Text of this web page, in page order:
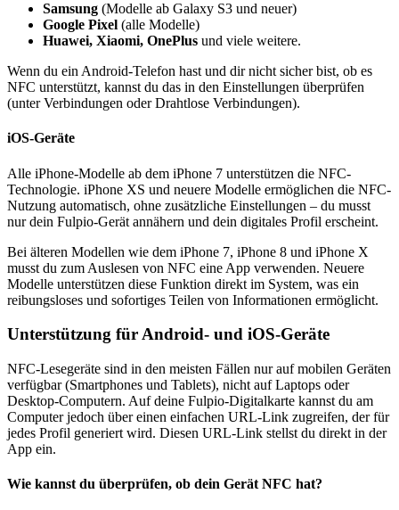
Samsung (Modelle ab Galaxy S3 und neuer)
Google Pixel (alle Modelle)
Huawei, Xiaomi, OnePlus und viele weitere.
Wenn du ein Android-Telefon hast und dir nicht sicher bist, ob es
NFC unterstützt, kannst du das in den Einstellungen überprüfen
(unter Verbindungen oder Drahtlose Verbindungen).
iOS-Geräte
Alle iPhone-Modelle ab dem iPhone 7 unterstützen die NFC-
Technologie. iPhone XS und neuere Modelle ermöglichen die NFC-
Nutzung automatisch, ohne zusätzliche Einstellungen – du musst
nur dein Fulpio-Gerät annähern und dein digitales Profil erscheint.
Bei älteren Modellen wie dem iPhone 7, iPhone 8 und iPhone X
musst du zum Auslesen von NFC eine App verwenden. Neuere
Modelle unterstützen diese Funktion direkt im System, was ein
reibungsloses und sofortiges Teilen von Informationen ermöglicht.
Unterstützung für Android- und iOS-Geräte
NFC-Lesegeräte sind in den meisten Fällen nur auf mobilen Geräten
verfügbar (Smartphones und Tablets), nicht auf Laptops oder
Desktop-Computern. Auf deine Fulpio-Digitalkarte kannst du am
Computer jedoch über einen einfachen URL-Link zugreifen, der für
jedes Profil generiert wird. Diesen URL-Link stellst du direkt in der
App ein.
Wie kannst du überprüfen, ob dein Gerät NFC hat?